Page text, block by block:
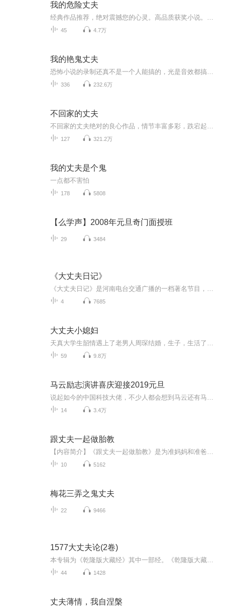
我的危险丈夫
45 4.7万
我的艳鬼丈夫
336 232.6万
不回家的丈夫
127 321.2万
我的丈夫是个鬼
一点都不害怕
178 5808
【么学声】2008年元旦奇门面授班
29 3484
《大丈夫日记》
4 7685
大丈夫小媳妇
59 9.8万
马云励志演讲喜庆迎接2019元旦
14 3.4万
跟丈夫一起做胎教
10 5162
梅花三弄之鬼丈夫
22 9466
1577大丈夫论(2卷)
44 1428
丈夫薄情，我自涅槃